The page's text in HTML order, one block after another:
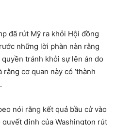
đã rút Mỹ ra khỏi Hội đồng
những lời phàn nàn rằng
tránh khỏi sự lên án do
cơ quan này có ‘thành
nói rằng kết quả bầu cử vào
định của Washington rút